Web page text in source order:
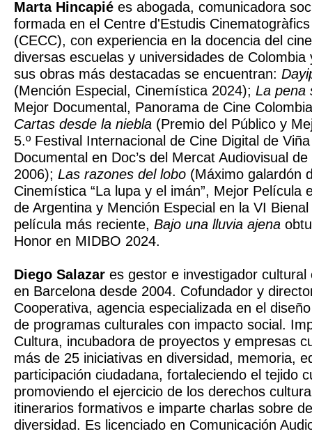
Marta Hincapié es abogada, comunicadora
formada en el Centre d'Estudis
(CECC), con experiencia en la docencia del
diversas escuelas y universidades de Colombia
sus obras más destacadas se encuentran:
(Mención Especial, Cinemística 2024); La pena
Mejor Documental, Panorama de Cine
Cartas desde la niebla (Premio del Público y
5.º Festival Internacional de Cine Digital de
Documental en Doc’s del Mercat Audiovisual
2006); Las razones del lobo (Máximo galardón
Cinemística “La lupa y el imán”, Mejor Película
de Argentina y Mención Especial en la VI
película más reciente, Bajo una lluvia ajena
Honor en MIDBO 2024.
Diego Salazar es gestor e investigador cultural
en Barcelona desde 2004. Cofundador y
Cooperativa, agencia especializada en el
de programas culturales con impacto social.
Cultura, incubadora de proyectos y empresas
más de 25 iniciativas en diversidad, memoria,
participación ciudadana, fortaleciendo el tejido
promoviendo el ejercicio de los derechos
itinerarios formativos e imparte charlas sobre
diversidad. Es licenciado en Comunicación